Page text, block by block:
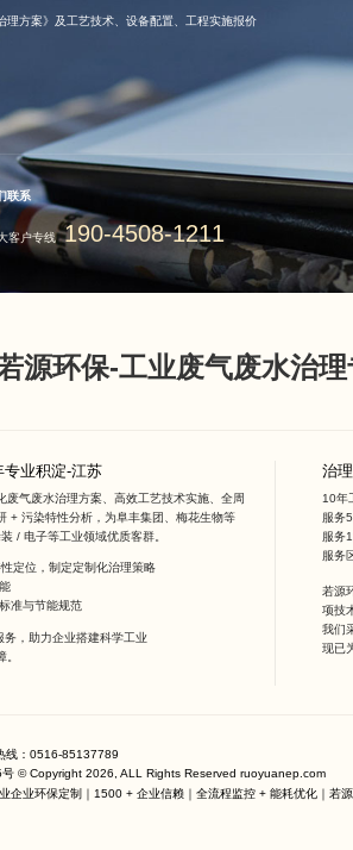
理方案》及工艺技术、设备配置、工程实施报价
联系
客户专线 190-4508-1211
源环保-工业废气废水治
业积淀-江苏
废气废水治理方案、高效工艺技术实施、全周
+ 污染特性分析，为阜丰集团、梅花生物等
/ 电子等工业领域优质客群。
定位，制定定制化治理策略
准与节能规范
，助力企业搭建科学工业
治
10年
服务
服务
服务
若源
项技
我们
现已
： 0516-85137789
号 © Copyright 2026, ALL Rights Reserved ruoyuanep.com
企业环保定制｜1500 + 企业信赖｜全流程监控 + 能耗优化｜若源